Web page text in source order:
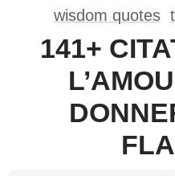
wisdom quotes
141+